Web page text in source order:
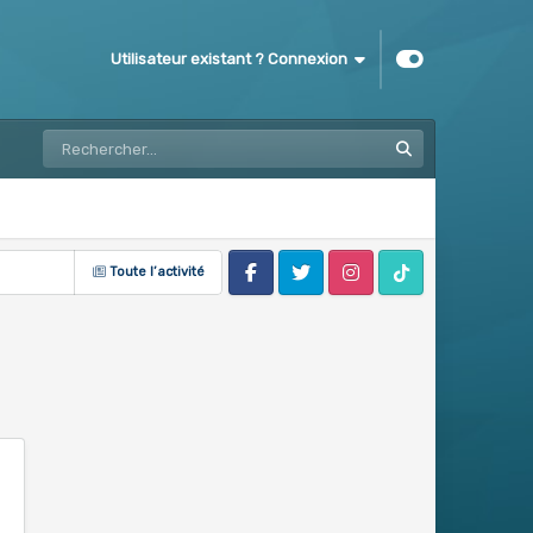
Utilisateur existant ? Connexion
Toute l’activité
FacebookTwitter InstagramTik Tok